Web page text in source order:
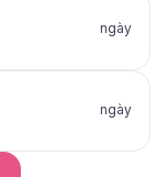
ngày
ngày